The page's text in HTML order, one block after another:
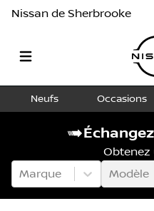
Nissan de Sherbrooke
Neufs Occasions
Obtenez
Marque
Modèle